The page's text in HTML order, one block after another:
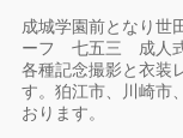
成城学園前となり世
ーフ 七五三 成人
各種記念撮影と衣装
す。狛江市、川崎市
おります。